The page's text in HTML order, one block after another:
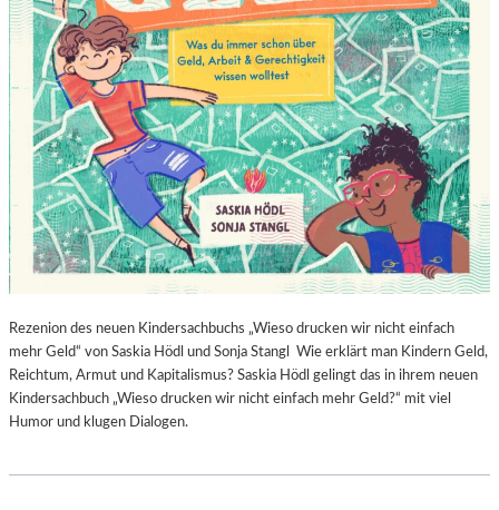
Rezenion des neuen Kindersachbuchs „Wieso drucken wir nicht einfach
mehr Geld“ von Saskia Hödl und Sonja Stangl Wie erklärt man Kindern Geld,
Reichtum, Armut und Kapitalismus? Saskia Hödl gelingt das in ihrem neuen
Kindersachbuch „Wieso drucken wir nicht einfach mehr Geld?“ mit viel
Humor und klugen Dialogen.